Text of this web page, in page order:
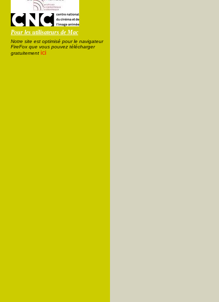
Pour les utilisateurs de Mac
Notre site est optimisé pour le navigateur
FireFox que vous pouvez télécharger
gratuitement ici